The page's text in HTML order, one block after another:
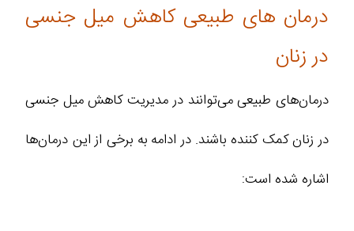
درمان های طبیعی کاهش میل جنسی
در زنان
درمان‌های طبیعی می‌توانند در مدیریت کاهش میل جنسی
در زنان کمک کننده باشند. در ادامه به برخی از این درمان‌ها
اشاره شده است: